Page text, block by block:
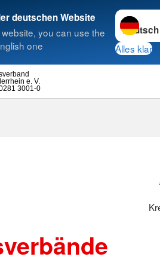
deutschen Website
you can use the
one
Sprache
Alles klar
3001-0
e. V.
Suche